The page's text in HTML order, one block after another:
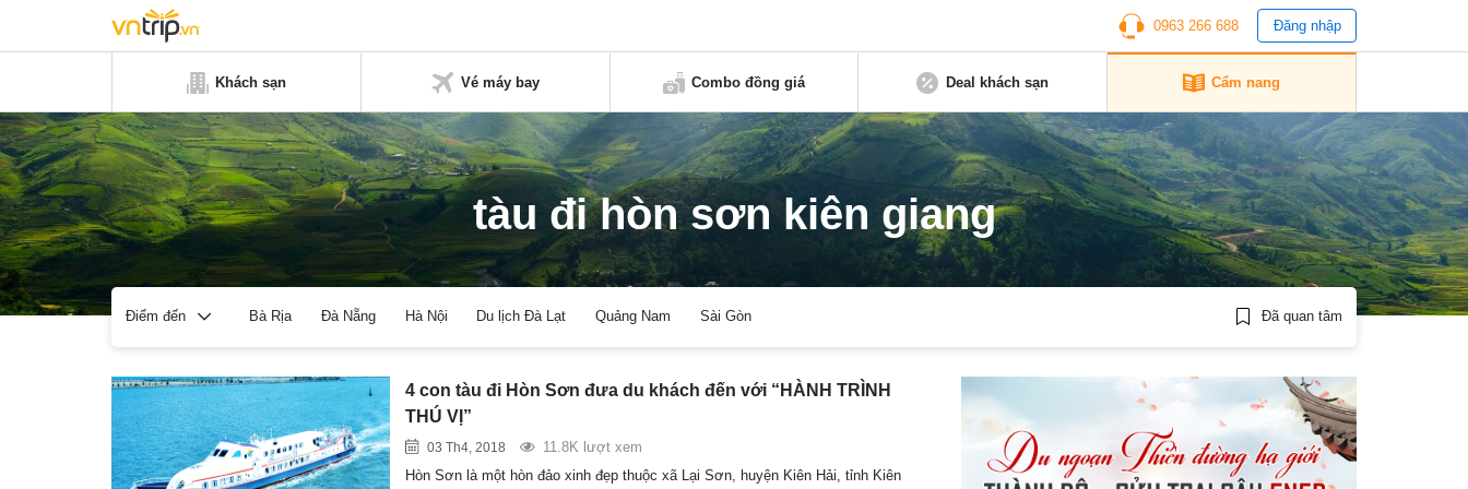
0963 266 688 Đăng nhập
Khách sạn Vé máy bay Combo đồng giá Deal khách sạn Cẩm nang
tàu đi hòn sơn kiên giang
Điểm đến Bà Rịa Đà Nẵng Hà Nội Du lịch Đà Lạt Quảng Nam Sài Gòn Đã quan tâm
4 con tàu đi Hòn Sơn đưa du khách đến với “HÀNH TRÌNH
THÚ VỊ”
03 Th4, 2018
11.8K lượt xem
Hòn Sơn là một hòn đảo xinh đẹp thuộc xã Lại Sơn, huyện Kiên Hải, tỉnh Kiên